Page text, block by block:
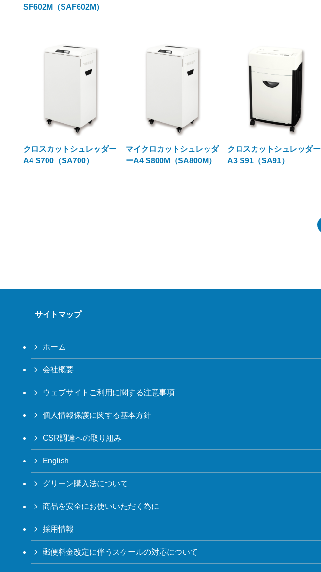
SF602M（SAF602M）
クロスカットシュレッダー
A4 S700（SA700）
マイクロカットシュレッダ
ーA4 S800M（SA800M）
クロスカットシュレッダー
A3 S91（SA91）
サイトマップ
ホーム
会社概要
ウェブサイトご利用に関する注意事項
個人情報保護に関する基本方針
CSR調達への取り組み
English
グリーン購入法について
商品を安全にお使いいただく為に
採用情報
郵便料金改定に伴うスケールの対応について